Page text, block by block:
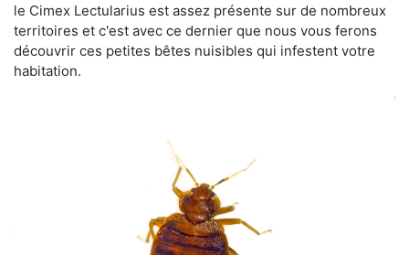
le Cimex Lectularius est assez présente sur de nombreux
territoires et c'est avec ce dernier que nous vous ferons
découvrir ces petites bêtes nuisibles qui infestent votre
habitation.